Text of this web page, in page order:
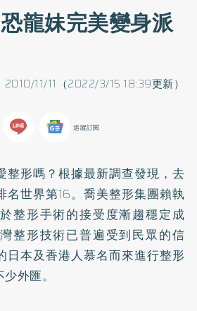
龍妹完美變身派
2010/11/11（2022/3/15 18:39更新）
追蹤訂閱
整形嗎？根據最新調查發現，去
名世界第16。喬美整形集團賴執
整形手術的接受度漸趨穩定成
整形技術已普遍受到民眾的信
日本及香港人慕名而來進行整形
外匯。